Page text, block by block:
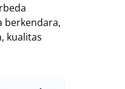
berkendara,
kualitas